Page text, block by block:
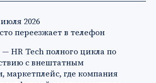
июля 2026
переезжает в телефон
HR Tech полного цикла по
с внештатным
маркетплейс, где компания